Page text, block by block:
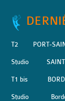
T2 PORT-
Studio
T1 bis
Studio